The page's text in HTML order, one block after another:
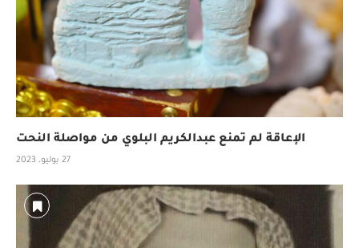
الإعاقة لم تمنع عبدالكريم البلوي من مواصلة النحت
27 يوليو، 2023